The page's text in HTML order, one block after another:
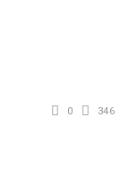
0 346